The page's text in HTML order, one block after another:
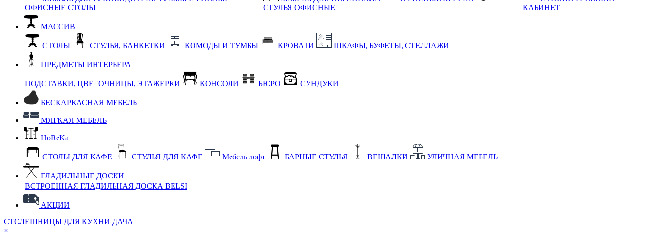
ОФИСНЫЕ СТОЛЫ
СТУЛЬЯ ОФИСНЫЕ
КАБИНЕТ
МАССИВ
СТОЛЫ СТУЛЬЯ, БАНКЕТКИ КОМОДЫ И ТУМБЫ КРОВАТИ ШКАФЫ, БУФЕТЫ, СТЕЛЛАЖИ
ПРЕДМЕТЫ ИНТЕРЬЕРА
ПОДСТАВКИ, ЦВЕТОЧНИЦЫ, ЭТАЖЕРКИ КОНСОЛИ БЮРО СУНДУКИ
БЕСКАРКАСНАЯ МЕБЕЛЬ
МЯГКАЯ МЕБЕЛЬ
HoReKa
СТОЛЫ ДЛЯ КАФЕ СТУЛЬЯ ДЛЯ КАФЕ Мебель лофт БАРНЫЕ СТУЛЬЯ ВЕШАЛКИ УЛИЧНАЯ МЕБЕЛЬ
ГЛАДИЛЬНЫЕ ДОСКИ
ВСТРОЕННАЯ ГЛАДИЛЬНАЯ ДОСКА BELSI
АКЦИИ
СТОЛЕШНИЦЫ ДЛЯ КУХНИ ДАЧА
×